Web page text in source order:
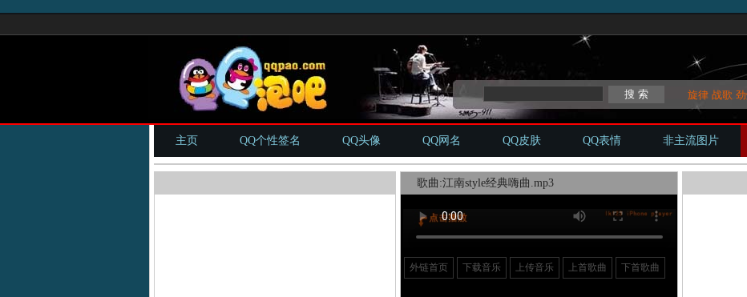
旋律 战歌
主页 QQ个性签名 QQ头像 QQ网名 QQ皮肤 QQ表情 非主流图片
歌曲:江南style经典嗨曲.mp3
外链首页 下载音乐 上传音乐 上首歌曲 下首歌曲